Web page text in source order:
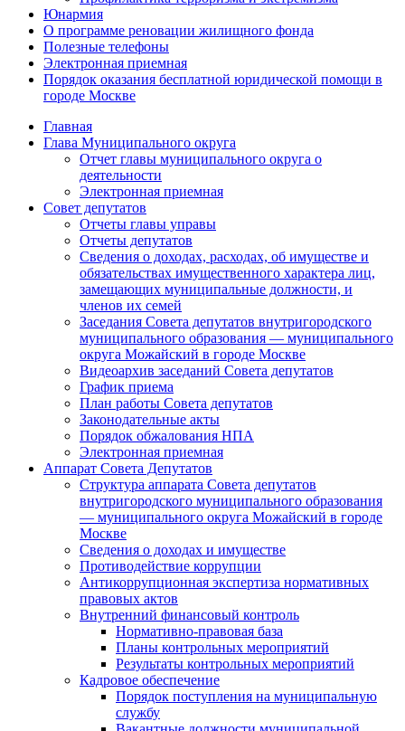
Юнармия
О программе реновации жилищного фонда
Полезные телефоны
Электронная приемная
Порядок оказания бесплатной юридической помощи в
городе Москве
Главная
Глава Муниципального округа
Отчет главы муниципального округа о
деятельности
Электронная приемная
Совет депутатов
Отчеты главы управы
Отчеты депутатов
Сведения о доходах, расходах, об имуществе и
обязательствах имущественного характера лиц,
замещающих муниципальные должности, и
членов их семей
Заседания Совета депутатов внутригородского
муниципального образования — муниципального
округа Можайский в городе Москве
Видеоархив заседаний Совета депутатов
График приема
План работы Совета депутатов
Законодательные акты
Порядок обжалования НПА
Электронная приемная
Аппарат Совета Депутатов
Структура аппарата Совета депутатов
внутригородского муниципального образования
— муниципального округа Можайский в городе
Москве
Сведения о доходах и имуществе
Противодействие коррупции
Антикоррупционная экспертиза нормативных
правовых актов
Внутренний финансовый контроль
Нормативно-правовая база
Планы контрольных мероприятий
Результаты контрольных мероприятий
Кадровое обеспечение
Порядок поступления на муниципальную
службу